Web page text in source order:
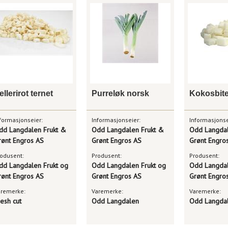
ternet
Langdalen Frukt &
Engros AS
Langdalen Frukt og
Engros AS
cut
Purreløk norsk
Informasjonseier:
Odd Langdalen Frukt &
Grønt Engros AS
Produsent:
Odd Langdalen Frukt og
Grønt Engros AS
Varemerke:
Odd Langdalen
Odd
Grønt
Produsent:
Odd
Grønt
Varemerke:
Odd